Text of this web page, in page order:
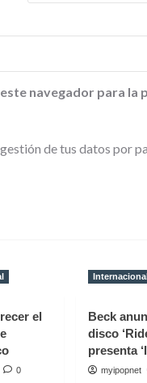
navegador para la
de tus datos por
el
0
Internacional
Beck
disco
presenta
myipopnet